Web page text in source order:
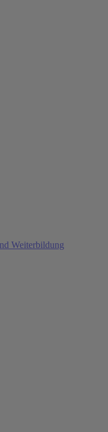
Weiterbildung